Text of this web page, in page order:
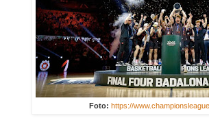
Foto: https://